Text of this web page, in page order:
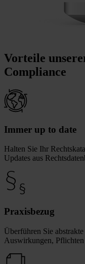
Vorteile
Compliance
Immer up to date
Halten Sie Ihr
Updates aus
Praxisbezug
Überführen Sie
Auswirkungen,